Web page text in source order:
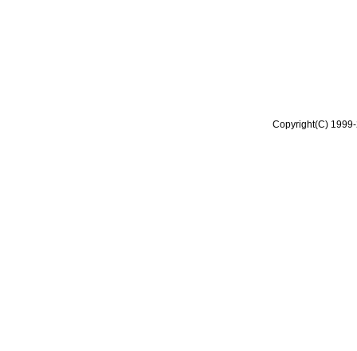
Copyright(C)